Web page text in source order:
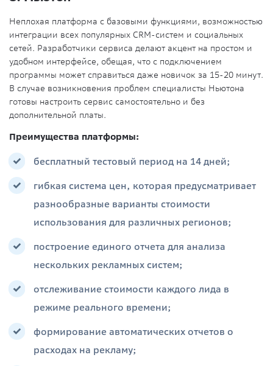
Неплохая платформа с базовыми функциями, возможностью
интеграции всех популярных CRM-систем и социальных
сетей. Разработчики сервиса делают акцент на простом и
удобном интерфейсе, обещая, что с подключением
программы может справиться даже новичок за 15-20 минут.
В случае возникновения проблем специалисты Ньютона
готовы настроить сервис самостоятельно и без
дополнительной платы.
Преимущества платформы:
бесплатный тестовый период на 14 дней;
гибкая система цен, которая предусматривает
разнообразные варианты стоимости
использования для различных регионов;
построение единого отчета для анализа
нескольких рекламных систем;
отслеживание стоимости каждого лида в
режиме реального времени;
формирование автоматических отчетов о
расходах на рекламу;